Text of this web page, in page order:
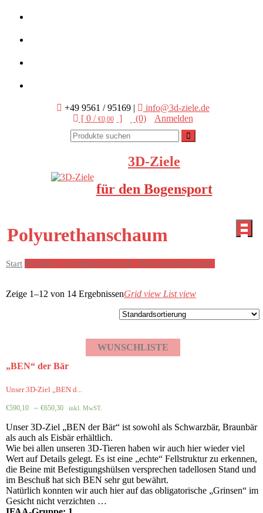
Skip
content
+49 9561 / 95169|
info@3d-ziele.de
[ 0 / €0,00 ] (0) Anmelden
3D-Ziele
für den Bogensport
Polyurethanschaum
Start Produkte verschlagwortet mit „Polyurethanschaum“
Zeige 1–12 von 14 ErgebnissenGrid view List view
WUNSCHLISTE
„BEN“ der Bär
Unser 3D-Ziel „BEN d...
€590,10 –€650,30 inkl. MwST.
Unser 3D-Ziel „BEN der Bär“ ist sowohl als Schwarzbär, Braunbär
als auch als Eisbär erhältlich.
Wie bei allen unseren 3D-Tieren haben wir auch hier wieder viel
Wert auf Details gelegt. Es ist eine „echte“ Fellstruktur zu erkennen,
die Beine mit Befestigungshülsen versprechen tadellosen Stand und
im Beschuß hat sich BEN sehr gut bewährt.
Natürlich konnten wir auch hier auf das obligatorische „Grinsen“ im
Gesicht nicht verzichten …